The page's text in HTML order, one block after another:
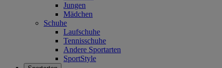
Jungen
Mädchen
Schuhe
Laufschuhe
Tennisschuhe
Andere Sportarten
SportStyle